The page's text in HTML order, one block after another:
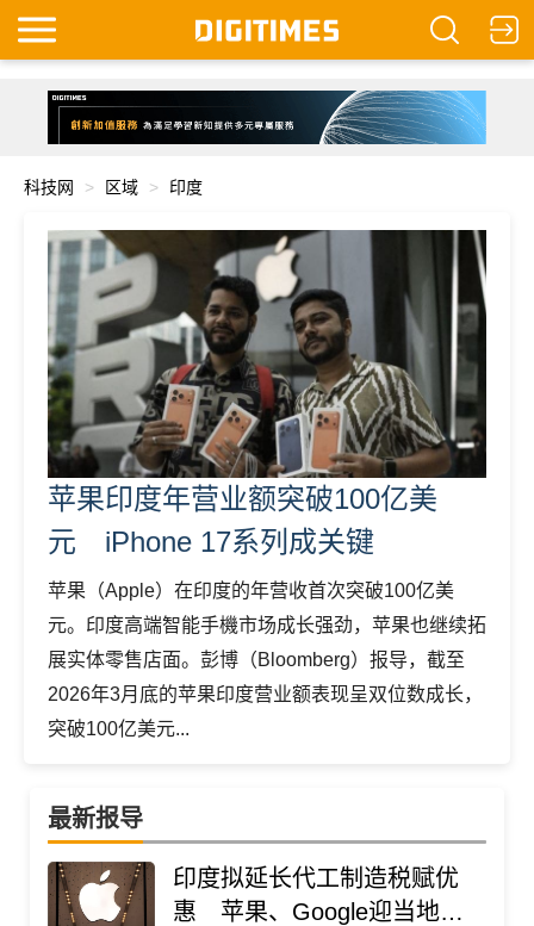
科技网 区域 印度
苹果印度年营业额突破100亿美
元 iPhone 17系列成关键
苹果（Apple）在印度的年营收首次突破100亿美
元。印度高端智能手機市场成长强劲，苹果也继续拓
展实体零售店面。彭博（Bloomberg）报导，截至
2026年3月底的苹果印度营业额表现呈双位数成长，
突破100亿美元...
最新报导
印度拟延长代工制造税赋优
惠 苹果、Google迎当地政